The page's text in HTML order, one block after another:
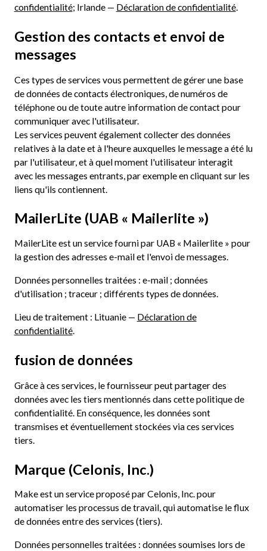
confidentialité; Irlande — Déclaration de confidentialité.
Gestion des contacts et envoi de
messages
Ces types de services vous permettent de gérer une base
de données de contacts électroniques, de numéros de
téléphone ou de toute autre information de contact pour
communiquer avec l'utilisateur.
Les services peuvent également collecter des données
relatives à la date et à l'heure auxquelles le message a été lu
par l'utilisateur, et à quel moment l'utilisateur interagit
avec les messages entrants, par exemple en cliquant sur les
liens qu'ils contiennent.
MailerLite (UAB « Mailerlite »)
MailerLite est un service fourni par UAB « Mailerlite » pour
la gestion des adresses e-mail et l'envoi de messages.
Données personnelles traitées : e-mail ; données
d'utilisation ; traceur ; différents types de données.
Lieu de traitement : Lituanie — Déclaration de
confidentialité.
fusion de données
Grâce à ces services, le fournisseur peut partager des
données avec les tiers mentionnés dans cette politique de
confidentialité. En conséquence, les données sont
transmises et éventuellement stockées via ces services
tiers.
Marque (Celonis, Inc.)
Make est un service proposé par Celonis, Inc. pour
automatiser les processus de travail, qui automatise le flux
de données entre des services (tiers).
Données personnelles traitées : données soumises lors de